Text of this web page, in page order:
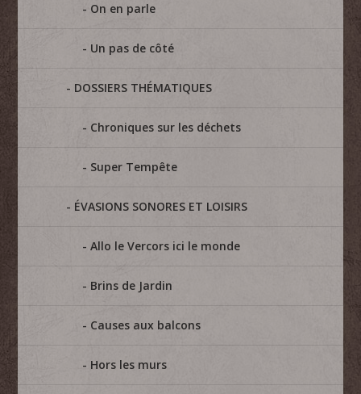
On en parle
Un pas de côté
DOSSIERS THÉMATIQUES
Chroniques sur les déchets
Super Tempête
ÉVASIONS SONORES ET LOISIRS
Allo le Vercors ici le monde
Brins de Jardin
Causes aux balcons
Hors les murs